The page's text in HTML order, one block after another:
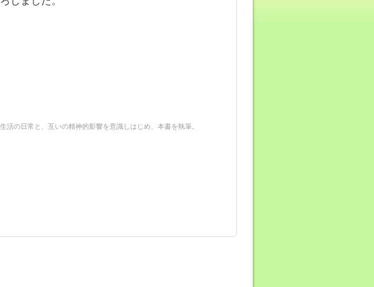
の日常と、互いの精神的影響を意識しはじめ、本書を執筆。